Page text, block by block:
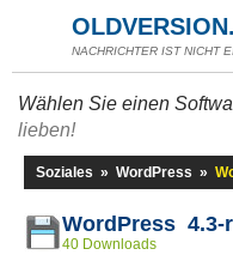
NACHRICHTER IST NICHT
Wählen Sie einen
lieben!
Soziales » WordPress »
WordPress 4.3-
40 Downloads